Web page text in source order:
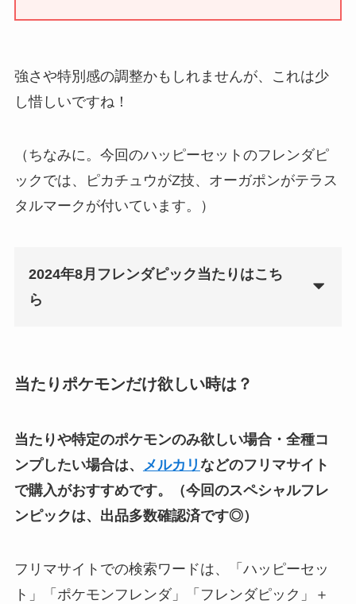
強さや特別感の調整かもしれませんが、これは少
し惜しいですね！
（ちなみに。今回のハッピーセットのフレンダピ
ックでは、ピカチュウがZ技、オーガポンがテラス
タルマークが付いています。）
2024年8月フレンダピック当たりはこち
ら
当たりポケモンだけ欲しい時は？
当たりや特定のポケモンのみ欲しい場合・全種コ
ンプしたい場合は、
メルカリ などのフリマサイト
で購入がおすすめです。（今回のスペシャルフレ
ンピックは、出品多数確認済です◎）
フリマサイトでの検索ワードは、「ハッピーセッ
ト」「ポケモンフレンダ」「フレンダピック」＋